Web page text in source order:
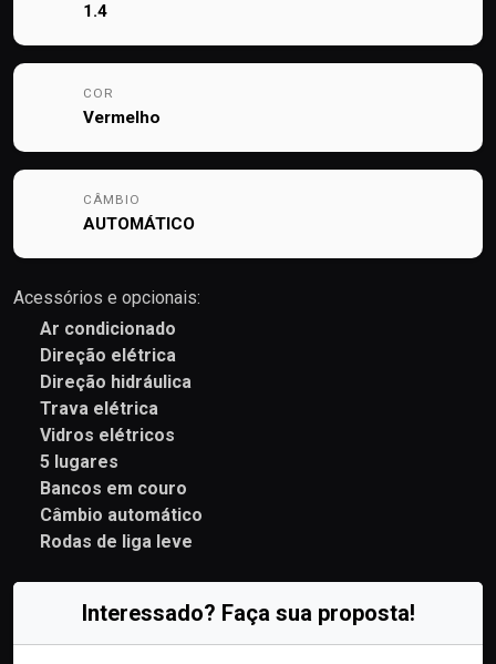
1.4
COR
Vermelho
CÂMBIO
AUTOMÁTICO
Acessórios e opcionais:
Ar condicionado
Direção elétrica
Direção hidráulica
Trava elétrica
Vidros elétricos
5 lugares
Bancos em couro
Câmbio automático
Rodas de liga leve
Interessado? Faça sua proposta!